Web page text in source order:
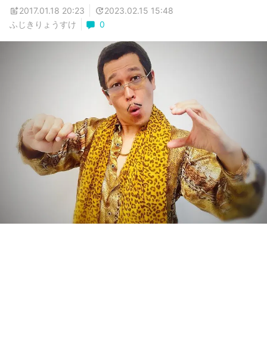
2017.01.18 20:23
2023.02.15 15:48
ふじきりょうすけ
0